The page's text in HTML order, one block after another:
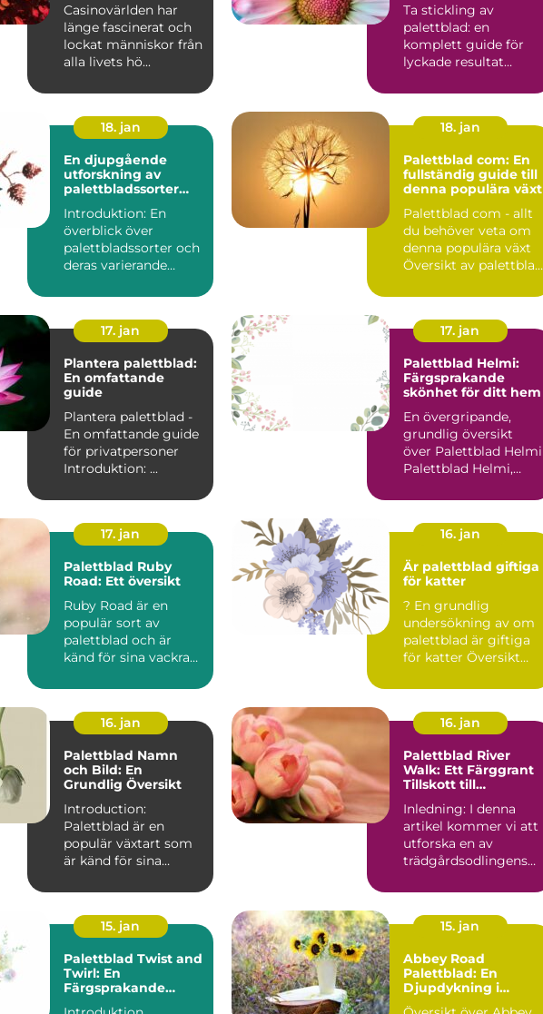
Casinovärlden har
länge fascinerat och
lockat människor från
alla livets hö...
Ta stickling av
palettblad: en
komplett guide för
lyckade resultat
och dess...
18. jan
En djupgående
utforskning av
palettbladssorter
Introduktion: En
överblick över
palettbladssorter och
deras varierande
Coleu...
18. jan
Palettblad com: En
fullständig guide till
denna populära växt
Palettblad com - allt
du behöver veta om
denna populära växt
Översikt av palettblad
17. jan
Plantera palettblad:
En omfattande
guide
Plantera palettblad -
En omfattande guide
för privatpersoner
Introduktion: ...
17. jan
Palettblad Helmi:
Färgsprakande
skönhet för ditt hem
En övergripande,
grundlig översikt
över Palettblad Helmi
Palettblad Helmi,
scu...
17. jan
Palettblad Ruby
Road: Ett översikt
Ruby Road är en
populär sort av
palettblad och är
känd för sina vackra
unika färgv...
16. jan
Är palettblad giftiga
för katter
? En grundlig
undersökning av om
palettblad är giftiga
för katter Översikt
pa...
16. jan
Palettblad Namn
och Bild: En
Grundlig Översikt
Introduction:
Palettblad är en
populär växtart som
är känd för sina
Dessutom finns de...
16. jan
Palettblad River
Walk: Ett Färggrant
Tillskott till
Inledning: I denna
artikel kommer vi att
utforska en av
trädgårdsodlingens
Palet...
15. jan
Palettblad Twist and
Twirl: En
Färgsprakande
15. jan
Abbey Road
Palettblad: En
Djupdykning i